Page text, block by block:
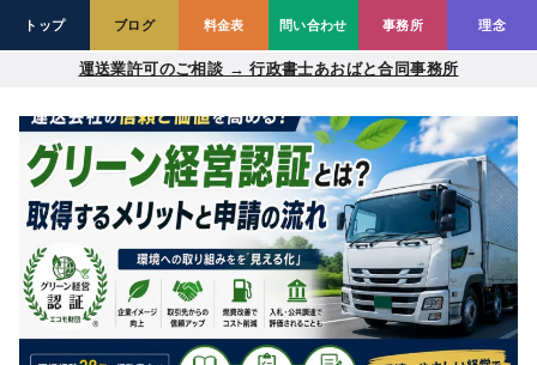
運送業許可のご相談 → 行政書士あおばと合同事務所
トップ ブログ 料金表 問い合わせ 事務所 理念